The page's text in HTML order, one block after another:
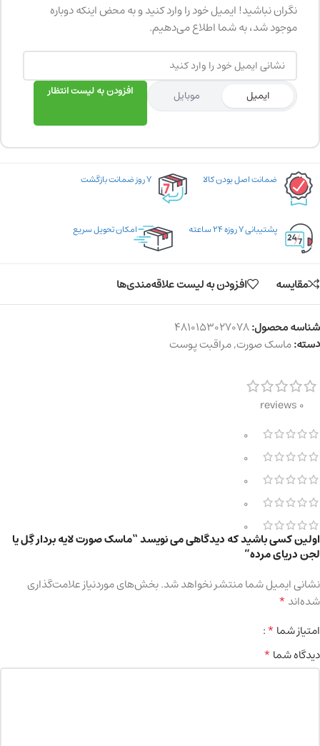
نگران نباشید! ایمیل خود را وارد کنید و به محض اینکه دوباره
موجود شد، به شما اطلاع می‌دهیم.
ایمیل موبایل افزودن به لیست انتظار
ضمانت اصل بودن کالا ۷ روز ضمانت بازگشت
پشتیبانی ۷ روزه ۲۴ ساعته امکان تحویل سریع
مقایسه افزودن به لیست علاقه‌مندی‌ها
شناسه محصول:4810153027078
دسته:ماسک صورت,مراقبت پوست
0 reviews
0
0
0
0
0
اولین کسی باشید که دیدگاهی می نویسد “ماسک صورت لایه بردار گِل یا
لجن دریای مرده”
نشانی ایمیل شما منتشر نخواهد شد.بخش‌های موردنیاز علامت‌گذاری
شده‌اند*
امتیاز شما*
دیدگاه شما*